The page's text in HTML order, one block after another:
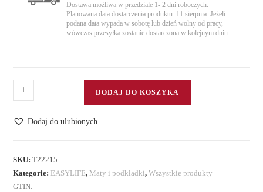
Dostawa możliwa w przedziale 1- 2 dni roboczych.
Planowana data dostarczenia produktu: 11 sierpnia. Jeżeli
podana data wypada w sobotę lub dzień wolny od pracy,
wówczas przesyłka zostanie dostarczona w kolejnym dniu.
ilość
Mata
na
(polipropylen)
DODAJ DO KOSZYKA
Dodaj do ulubionych
SKU:T22215
Kategorie: EASYLIFE, Maty i podkładki,Wszystkie produkty
GTIN: